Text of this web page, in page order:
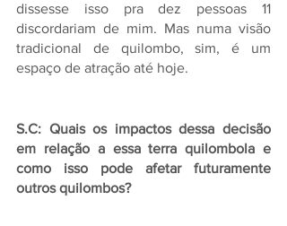
dissesse isso pra dez pessoas 11
discordariam de mim. Mas numa visão
tradicional de quilombo, sim, é um
espaço de atração até hoje.
S.C: Quais os impactos dessa decisão
em relação a essa terra quilombola e
como isso pode afetar futuramente
outros quilombos?